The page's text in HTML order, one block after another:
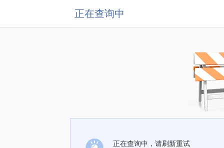
正在查询中
正在查询中，请刷新重试